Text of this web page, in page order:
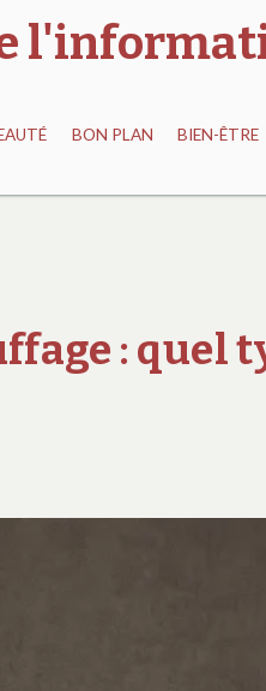
BON PLAN BIEN-ÊTRE
: quel